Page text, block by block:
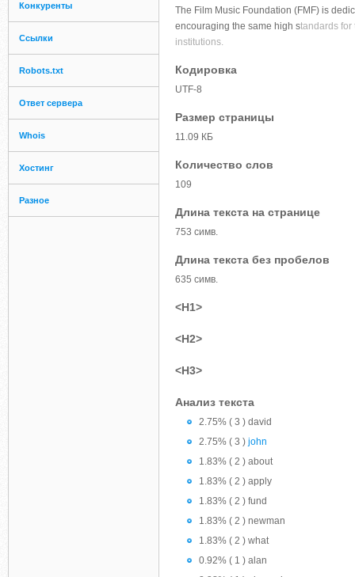
Конкуренты
Ссылки
Robots.txt
Ответ сервера
Whois
Хостинг
Разное
The Film Music Foundation (FMF) is
encouraging the same high standards for
institutions.
Кодировка
UTF-8
Размер страницы
11.09 КБ
Количество слов
109
Длина текста на странице
753 симв.
Длина текста без пробелов
635 симв.
<H1>
<H2>
<H3>
Анализ текста
2.75% ( 3 ) david
2.75% ( 3 ) john
1.83% ( 2 ) about
1.83% ( 2 ) apply
1.83% ( 2 ) fund
1.83% ( 2 ) newman
1.83% ( 2 ) what
0.92% ( 1 ) alan